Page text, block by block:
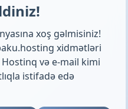
xoş gəlmisiniz!
xidmətləri
və e-mail kimi
istifadə edə